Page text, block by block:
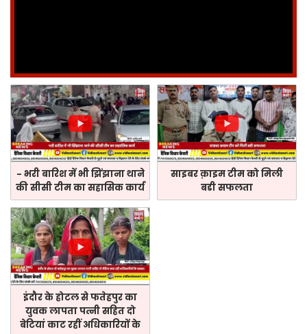
- भरी बारिश में भी झिंझाना थाने
की सीसी टीम का सहासिक कार्य
साइबर क़ाइम टीम को मिली
बडी सफलता
इंदौर के होटल से फतेहपुर का
युवक लापता पत्नी सहित दो
बेटियां काट रहीं अधिकारियों के